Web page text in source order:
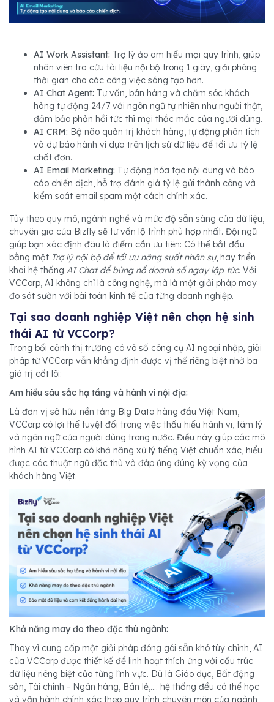
Trợ lý ảo am hiểu mọi quy trình, giúp
nhân viên tra cứu tài liệu nội bộ trong 1 giây, giải phóng
AI Chat Agent‏‏: Tư vấn, bán hàng và chăm sóc khách
hàng tự động 24/7 với ngôn ngữ tự nhiên như người thật,
AI CRM:
và dự báo hành vi dựa trên lịch sử dữ liệu để tối ưu tỷ lệ
‏AI Email Marketing‏‏: Tự động hóa tạo nội dung và báo
cáo chiến dịch, hỗ trợ đánh giá tỷ lệ gửi thành công và
chuyên gia của Bizfly sẽ tư vấn lộ trình phù hợp nhất. Đội ngũ
giúp bạn xác định đâu là điểm cần ưu tiên: Có thể bắt đầu
bằng một Trợ lý nội bộ để tối ưu năng suất nhân sự, hay triển
khai hệ thống AI Chat để bùng nổ doanh số ngay lập tức. Với
VCCorp, AI không chỉ là công nghệ, mà là một giải pháp may
pháp từ VCCorp vẫn khẳng định được vị thế riêng biệt nhờ ba
VCCorp có lợi thế tuyệt đối trong việc thấu hiểu hành vi, tâm lý
và ngôn ngữ của người dùng trong nước. Điều này giúp các mô
hình AI từ VCCorp có khả năng xử lý tiếng Việt chuẩn xác, hiểu
được các thuật ngữ đặc thù và đáp ứng đúng kỳ vọng của
khách hàng Việt.
của VCCorp được thiết kế để linh hoạt thích ứng với cấu trúc
dữ liệu riêng biệt của từng lĩnh vực. Dù là Giáo dục, Bất động
sản, Tài chính - Ngân hàng, Bán lẻ,.... hệ thống đều có thể học
và vận hành chính xác theo quy trình chuyên môn của ngành